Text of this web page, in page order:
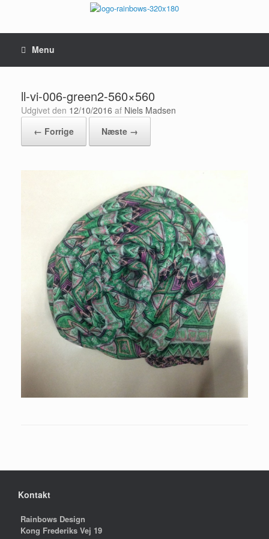
Menu
ll-vi-006-green2-560×560
Udgivet den 12/10/2016 af Niels Madsen
← Forrige
Næste →
Kontakt
Rainbows Design
Kong Frederiks Vej 19